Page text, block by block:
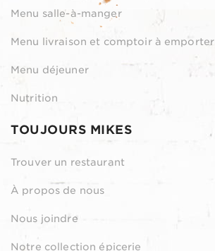
Menu salle-à-manger
Menu livraison et comptoir à emporter
Menu déjeuner
Nutrition
TOUJOURS MIKES
Trouver un restaurant
À propos de nous
Nous joindre
Notre collection épicerie